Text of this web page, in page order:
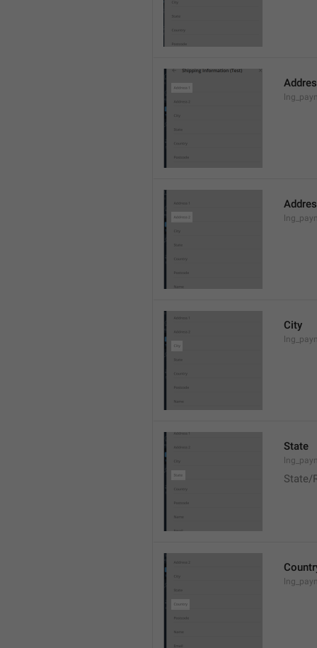
City
State
State/